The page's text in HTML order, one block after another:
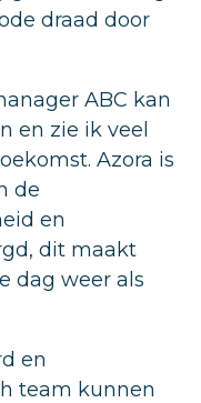
draad door
ABC kan
en zie ik veel
Azora is
de
en
dit maakt
dag weer als
en
team kunnen